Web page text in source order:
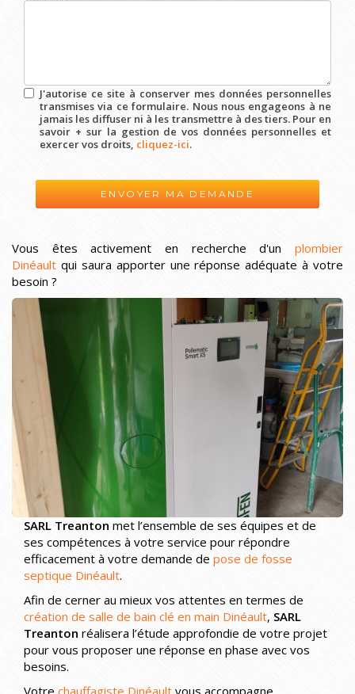
J'autorise ce site à conserver mes données personnelles
transmises via ce formulaire. Nous nous engageons à ne
jamais les diffuser ni à les transmettre à des tiers. Pour en
savoir + sur la gestion de vos données personnelles et
exercer vos droits, cliquez-ici.
ENVOYER MA DEMANDE
Vous êtes activement en recherche d'un plombier
Dinéault qui saura apporter une réponse adéquate à votre
besoin ?
SARL Treanton met l’ensemble de ses équipes et de
ses compétences à votre service pour répondre
efficacement à votre demande de pose de fosse
septique Dinéault.
Afin de cerner au mieux vos attentes en termes de
création de salle de bain clé en main Dinéault, SARL
Treanton réalisera l’étude approfondie de votre projet
pour vous proposer une réponse en phase avec vos
besoins.